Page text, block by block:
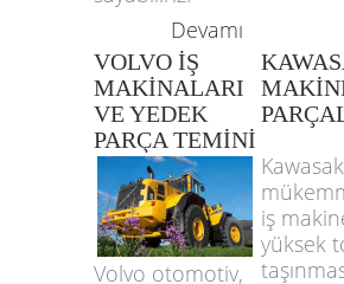
Devamı
VOLVO İŞ
MAKİNALARI
VE YEDEK
PARÇA TEMİNİ
Volvo otomotiv,
iş
yüksek